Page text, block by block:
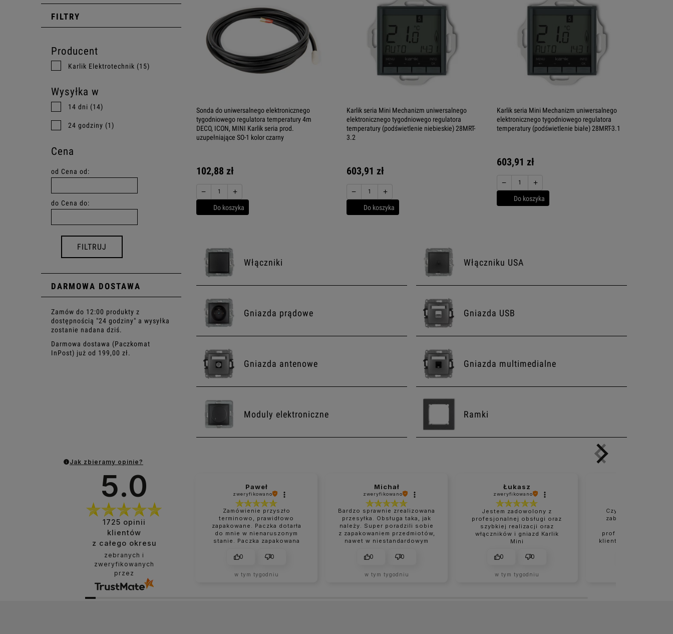
FILTRY
Producent
Karlik Elektrotechnik (15)
Wysyłka w
14 dni (14)
24 godziny (1)
Cena
od Cena od:
do Cena do:
FILTRUJ
DARMOWA DOSTAWA
Zamów do 12:00 produkty z
dostępnością "24 godziny" a wysyłka
zostanie nadana dziś.
Darmowa dostawa (Paczkomat
InPost) już od 199,00 zł.
Sonda do uniwersalnego elektronicznego
tygodniowego regulatora temperatury 4m
DECO, ICON, MINI Karlik seria prod.
uzupełniające SO-1 kolor czarny
102,88 zł
− +
Do koszyka
Karlik seria Mini Mechanizm uniwersalnego
elektronicznego tygodniowego regulatora
temperatury (podświetlenie niebieskie) 28MRT-
3.2
603,91 zł
− +
Do koszyka
Karlik seria Mini Mechanizm uniwersalnego
elektronicznego tygodniowego regulatora
temperatury (podświetlenie białe) 28MRT-3.1
603,91 zł
− +
Do koszyka
Włączniki Włączniku USA
Gniazda prądowe Gniazda USB
Gniazda antenowe Gniazda multimedialne
Moduly elektroniczne Ramki
Jak zbieramy opinie?
5.0
1725 opinii
klientów
z całego okresu
zebranych i
zweryfikowanych
przez
Paweł
zweryfikowano
Zamówienie przyszło
terminowo, prawidłowo
zapakowane. Paczka dotarła
do mnie w nienaruszonym
stanie. Paczka zapakowana
0 0
w tym tygodniu
Michał
zweryfikowano
Bardzo sprawnie zrealizowana
przesyłka. Obsługa taka, jak
należy. Super poradzili sobie
z zapakowaniem przedmiotów,
nawet w niestandardowym
0 0
w tym tygodniu
Łukasz
zweryfikowano
Jestem zadowolony z
profesjonalnej obsługi oraz
szybkiej realizacji oraz
włączników i gniazd Karlik
Mini
0 0
w tym tygodniu
Czysta i naprawdę
zabezpieczona
profesjonalne
klienta. Wszystko